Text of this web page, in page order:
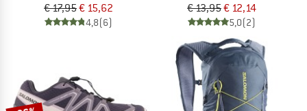
€ 17,95€ 15,62
4,8(6)
€ 13,95€ 12,14
5,0(2)